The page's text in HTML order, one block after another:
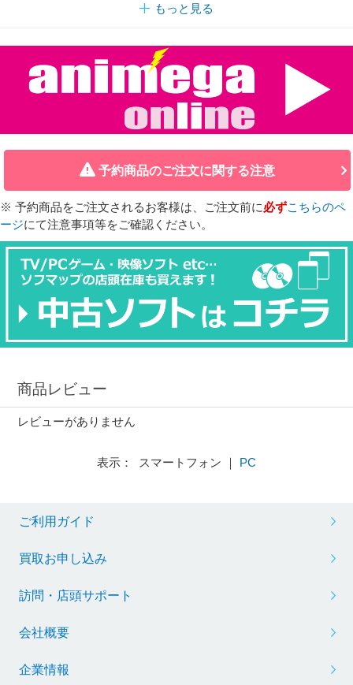
もっと見る
予約商品のご注文に関する注意
※ 予約商品をご注文されるお客様は、ご注文前に必ずこちらのペ
ージにて注意事項等をご確認ください。
商品レビュー
レビューがありません
表示： スマートフォン ｜ PC
ご利用ガイド
買取お申し込み
訪問・店頭サポート
会社概要
企業情報